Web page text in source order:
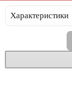
Характеристики